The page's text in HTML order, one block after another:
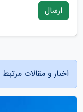
ارسال
اخبار و مقالات مرتبط